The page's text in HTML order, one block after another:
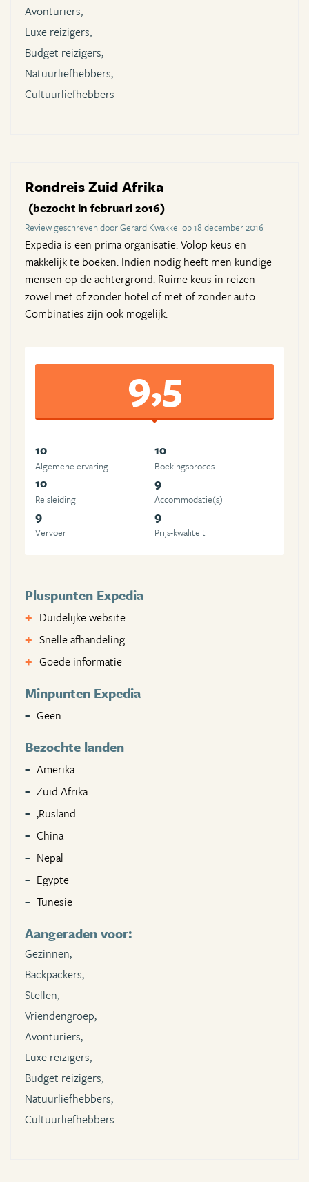
Avonturiers,
Luxe reizigers,
Budget reizigers,
Natuurliefhebbers,
Cultuurliefhebbers
Rondreis Zuid Afrika
(bezocht in februari 2016)
Review geschreven door Gerard Kwakkel op 18 december 2016
Expedia is een prima organisatie. Volop keus en
makkelijk te boeken. Indien nodig heeft men kundige
mensen op de achtergrond. Ruime keus in reizen
zowel met of zonder hotel of met of zonder auto.
Combinaties zijn ook mogelijk.
9,5
10
Algemene ervaring
10
Boekingsproces
10
Reisleiding
9
Accommodatie(s)
9
Vervoer
9
Prijs-kwaliteit
Pluspunten Expedia
Duidelijke website
Snelle afhandeling
Goede informatie
Minpunten Expedia
Geen
Bezochte landen
Amerika
Zuid Afrika
,Rusland
China
Nepal
Egypte
Tunesie
Aangeraden voor:
Gezinnen,
Backpackers,
Stellen,
Vriendengroep,
Avonturiers,
Luxe reizigers,
Budget reizigers,
Natuurliefhebbers,
Cultuurliefhebbers